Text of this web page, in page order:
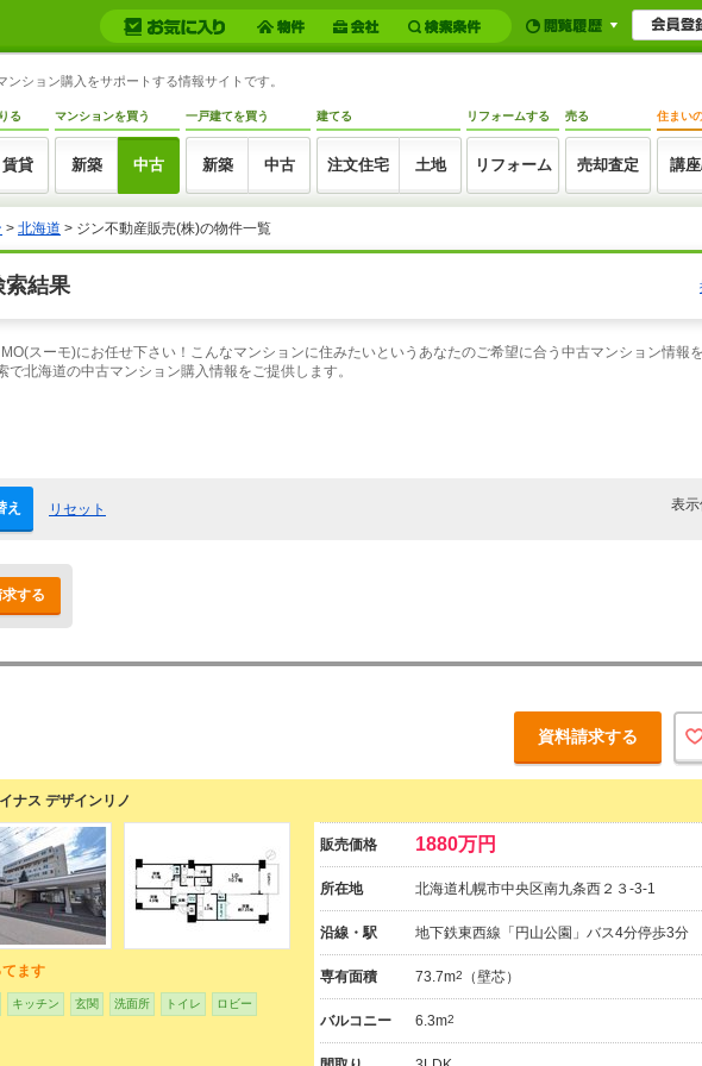
ション購入をサポートする情報サイトです。
る
賃貸
マンションを買う
新築 中古
一戸建てを買う
新築 中古
建てる
注文住宅 土地
リフォームする
リフォーム
売る
売却査定
住まい
講
> 北海道 > ジン不動産販売(株)の物件一覧
結果
スーモ)にお任せ下さい！こんなマンションに住みたいというあなたのご希望に合う中古マンション情報
北海道の中古マンション購入情報をご提供します。
え リセット 表示
する
資料請求する
ナス デザインリノ
ます
キッチン 玄関 洗面所 トイレ ロビー
販売価格 1880万円
所在地 北海道札幌市中央区南九条西２３-3-1
沿線・駅 地下鉄東西線「円山公園」バス4分停歩3分
専有面積 73.7m2 （壁芯）
バルコニー 6.3m2